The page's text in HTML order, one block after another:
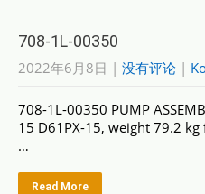
708-1L-00350
2022年6月8日 | 没有评论 |
708-1L-00350 PUMP
15 D61PX-15, weight 79.2
…
Read More